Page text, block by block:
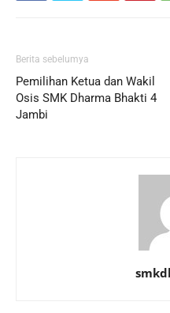
Berita sebelumya
Pemilihan Ketua dan Wakil
Osis SMK Dharma Bhakti 4
Jambi